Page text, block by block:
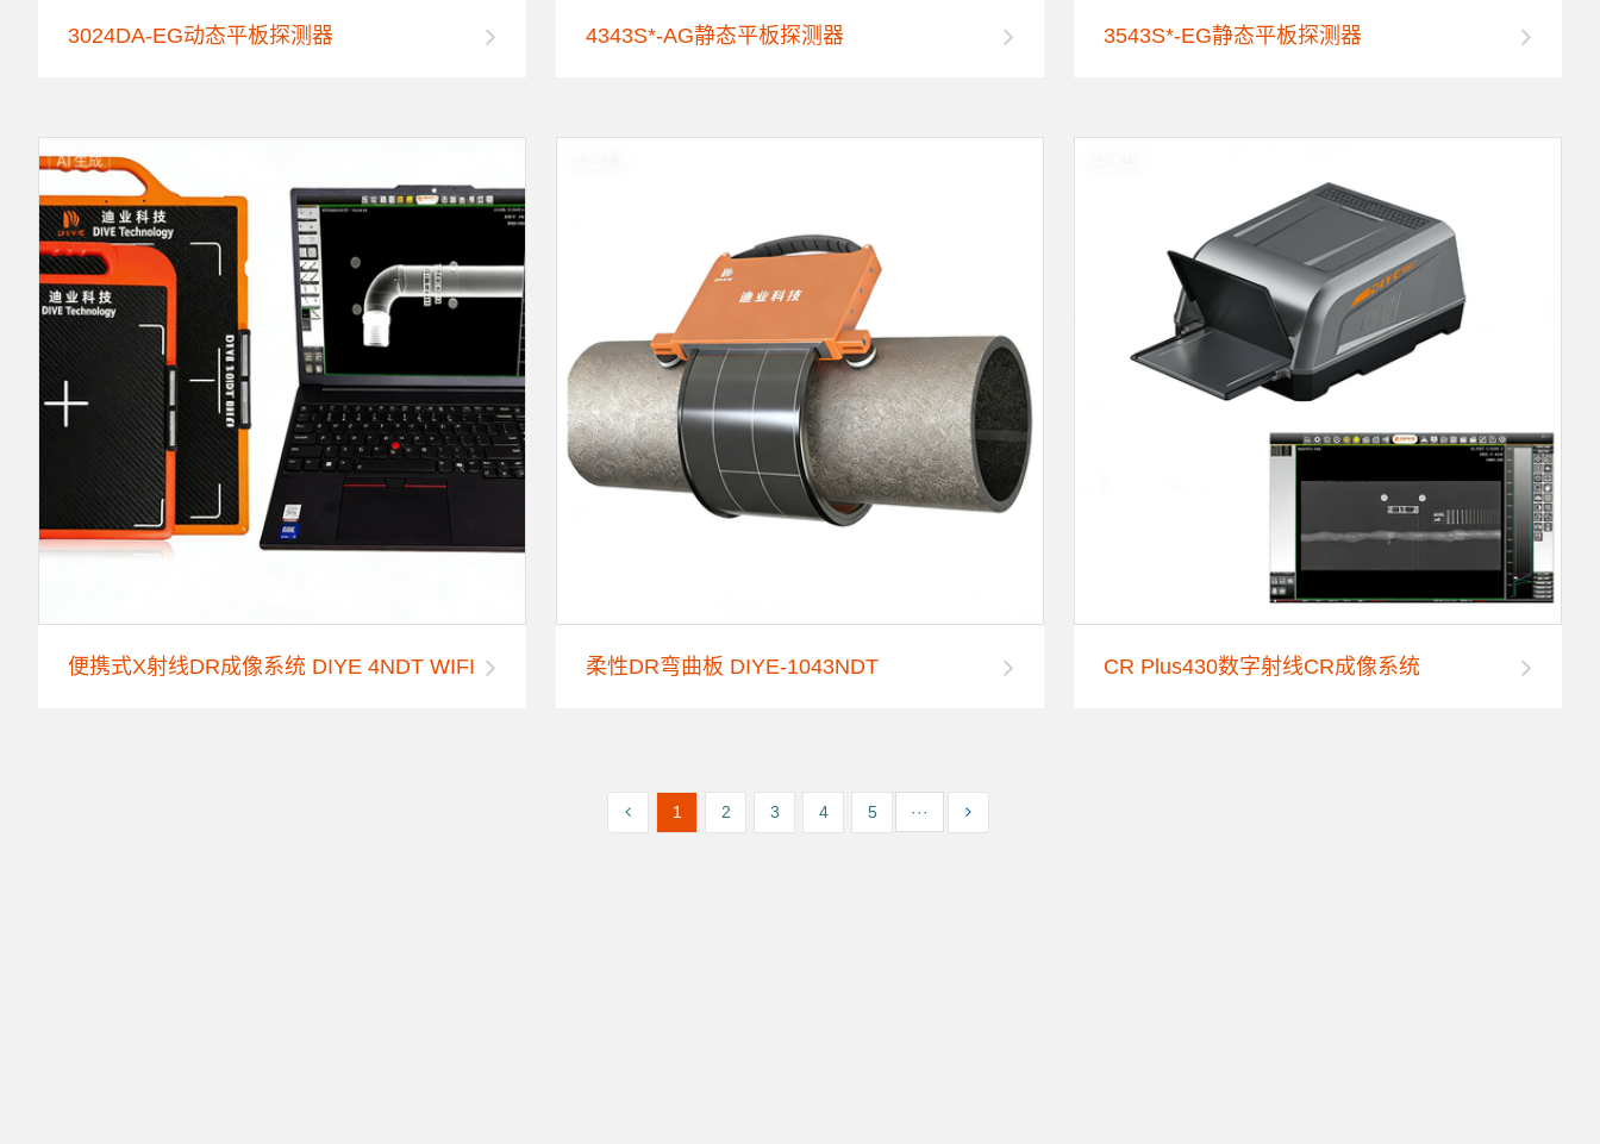
3024DA-EG动态平板探测器 4343S*-AG静态平板探测器 3543S*-EG静态平板探测器
便携式X射线DR成像系统 DIYE 4NDT WIFI 柔性DR弯曲板 DIYE-1043NDT CR Plus430数字射线CR成像系统
1 2 3 4 5 ···